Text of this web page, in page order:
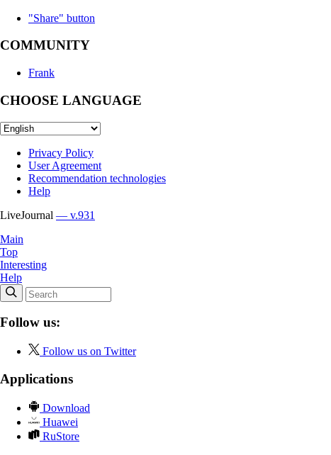
"Share" button
COMMUNITY
Frank
CHOOSE LANGUAGE
Privacy Policy
User Agreement
Recommendation technologies
Help
LiveJournal — v.931
Main
Top
Interesting
Help
Follow us:
Follow us on Twitter
Applications
Download
Huawei
RuStore